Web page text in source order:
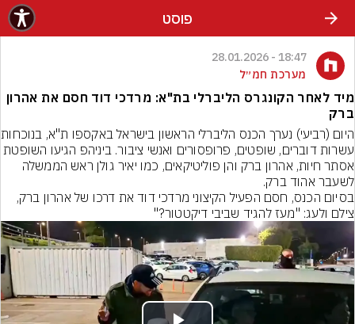
פוסט
18:47 - 28.01.2026
מערכת חמ״ל
מיד לאחר הקונגרס הליברלי בת"א: מרדכי דוד חסם את אהרון
ברק
היום (רביעי)
עשרות דוברים, שופטים, פרופסורים ואנשי ציבור. ביניהפ הגיעו השופטת
לשעבר אהוד ברק.
צילם ולעג: "מעז להגיד שביבי דיקטטור?"